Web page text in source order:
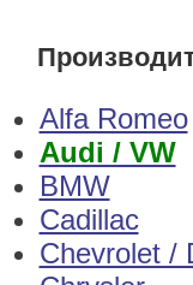
Alfa Romeo
Audi / VW
BMW
Cadillac
Chevrolet /